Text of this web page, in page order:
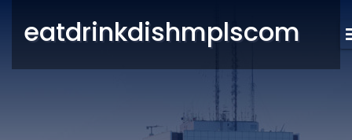
eatdrinkdishmplscom